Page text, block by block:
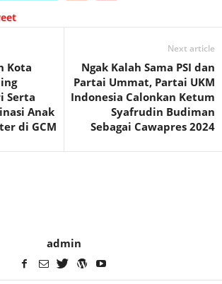
Kota
Serta
Anak
di GCM
Next article
Ngak Kalah Sama PSI dan
Partai Ummat, Partai UKM
Indonesia Calonkan Ketum
Syafrudin Budiman
Sebagai Cawapres 2024
admin